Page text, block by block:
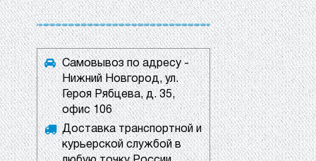
Самовывоз по адресу -
Нижний Новгород, ул.
Героя Рябцева, д. 35,
офис 106
Доставка транспортной и
курьерской службой в